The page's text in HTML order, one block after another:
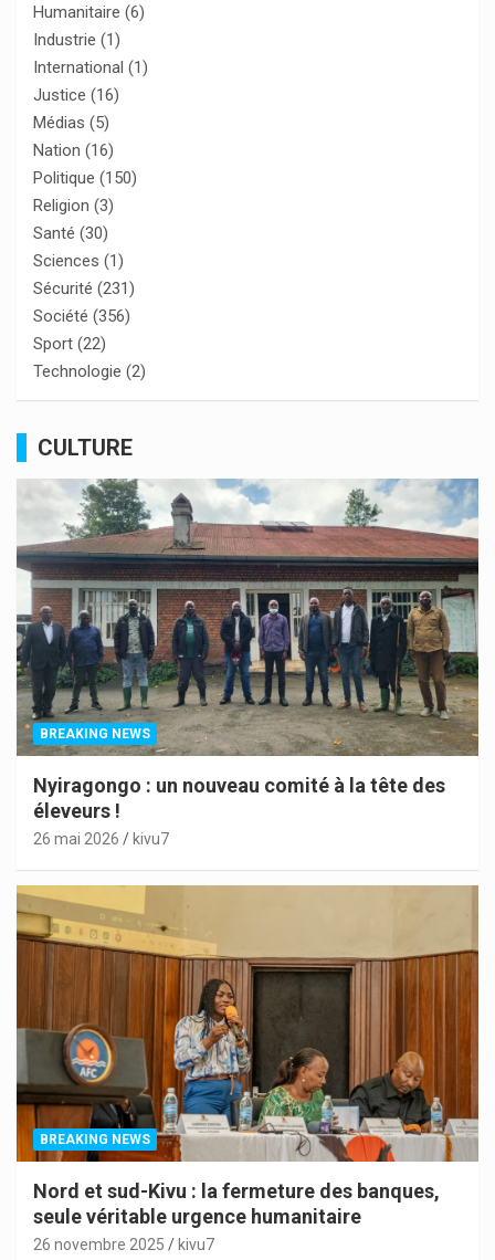
Humanitaire (6)
Industrie (1)
International (1)
Justice (16)
Médias (5)
Nation (16)
Politique (150)
Religion (3)
Santé (30)
Sciences (1)
Sécurité (231)
Société (356)
Sport (22)
Technologie (2)
CULTURE
BREAKING NEWS
Nyiragongo : un nouveau comité à la tête des
éleveurs !
26 mai 2026 kivu7
BREAKING NEWS
Nord et sud-Kivu : la fermeture des banques,
seule véritable urgence humanitaire
26 novembre 2025 kivu7